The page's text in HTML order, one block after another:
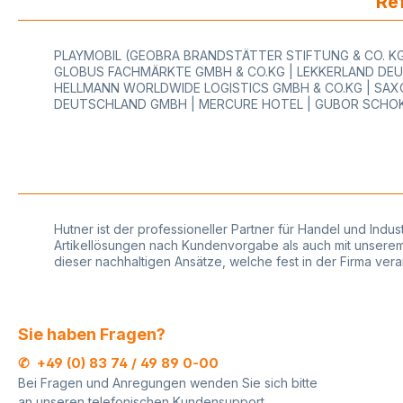
MaterialienStabil und Brillianz
in der
TransparenzGanzjährig
verwendbar, auch zu
Weihnachtenzum Verpacken
Trägerrolle wahlweise: 7,5
ohne Aufsatz siehe Bilder)
Der innere Aufsatz der
Folienrolle ist
herrausnehmbar. So kann
Rolle ist passend für alle
handelsüblichen
Folienabroller mit gezahnter
Messerschiene. Passende
des Drucksvielseitig
verwendbar, auch
jeden Anlassfür
zertifizierten oder
- Papieren oder mit
Qualitätszeichen des Blauen
Qualitäten und
Ständig werden
Dekore
PLAYMOBIL (GEOBRA BRANDSTÄTTER STIFTUNG & CO.
GLOBUS FACHMÄRKTE GMBH & CO.KG | LEKKERLAND
HELLMANN WORLDWIDE LOGISTICS GMBH & CO.KG |
DEUTSCHLAND GMBH | MERCURE HOTEL | GUBOR
Hutner ist der professioneller Partner für Handel und
Artikellösungen nach Kundenvorgabe als auch mit
dieser nachhaltigen Ansätze, welche fest in der Firma
Sie haben Fragen?
✆ +49 (0) 83 74 / 49 89 0-00
Bei Fragen und Anregungen wenden Sie sich bitte